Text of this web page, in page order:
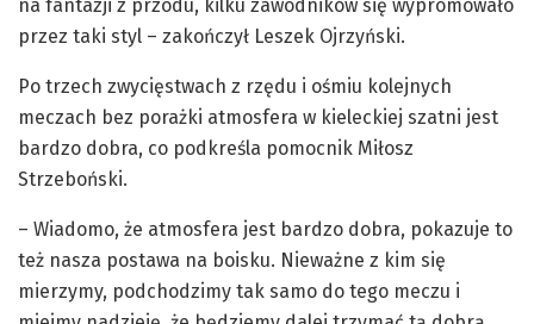
na fantazji z przodu, kilku zawodników się wypromowało
przez taki styl – zakończył Leszek Ojrzyński.
Po trzech zwycięstwach z rzędu i ośmiu kolejnych
meczach bez porażki atmosfera w kieleckiej szatni jest
bardzo dobra, co podkreśla pomocnik Miłosz
Strzeboński.
– Wiadomo, że atmosfera jest bardzo dobra, pokazuje to
też nasza postawa na boisku. Nieważne z kim się
mierzymy, podchodzimy tak samo do tego meczu i